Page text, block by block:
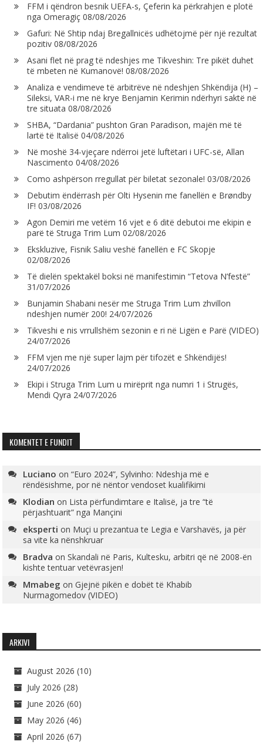
FFM i qëndron besnik UEFA-s, Çeferin ka përkrahjen e plotë
nga Omeragiç 08/08/2026
Gafuri: Në Shtip ndaj Bregallnicës udhëtojmë për një rezultat
pozitiv 08/08/2026
Asani flet në prag të ndeshjes me Tikveshin: Tre pikët duhet
të mbeten në Kumanovë! 08/08/2026
Analiza e vendimeve të arbitrëve në ndeshjen Shkëndija (H) –
Sileksi, VAR-i me në krye Benjamin Kerimin ndërhyri saktë në
tre situata 08/08/2026
SHBA, “Dardania” pushton Gran Paradison, majën më të
lartë të Italisë 04/08/2026
Në moshë 34-vjeçare ndërroi jetë luftëtari i UFC-së, Allan
Nascimento 04/08/2026
Como ashpërson rregullat për biletat sezonale! 03/08/2026
Debutim ëndërrash për Olti Hysenin me fanellën e Brøndby
IF! 03/08/2026
Agon Demiri me vetëm 16 vjet e 6 ditë debutoi me ekipin e
parë të Struga Trim Lum 02/08/2026
Ekskluzive, Fisnik Saliu veshë fanellën e FC Skopje
02/08/2026
Të dielën spektakël boksi në manifestimin “Tetova N’festë”
31/07/2026
Bunjamin Shabani nesër me Struga Trim Lum zhvillon
ndeshjen numër 200! 24/07/2026
Tikveshi e nis vrrullshëm sezonin e ri në Ligën e Parë (VIDEO)
24/07/2026
FFM vjen me një super lajm për tifozët e Shkëndijës!
24/07/2026
Ekipi i Struga Trim Lum u mirëprit nga numri 1 i Strugës,
Mendi Qyra 24/07/2026
KOMENTET E FUNDIT
Luciano on“Euro 2024”, Sylvinho: Ndeshja më e
rëndësishme, por në nëntor vendoset kualifikimi
Klodian on Lista përfundimtare e Italisë, ja tre “të
përjashtuarit” nga Mançini
eksperti on Muçi u prezantua te Legia e Varshavës, ja për
sa vite ka nënshkruar
Bradva onSkandali në Paris, Kultesku, arbitri që në 2008-ën
kishte tentuar vetëvrasjen!
Mmabeg onGjejnë pikën e dobët të Khabib
Nurmagomedov (VIDEO)
ARKIVI
August 2026 (10)
July 2026 (28)
June 2026 (60)
May 2026 (46)
April 2026 (67)